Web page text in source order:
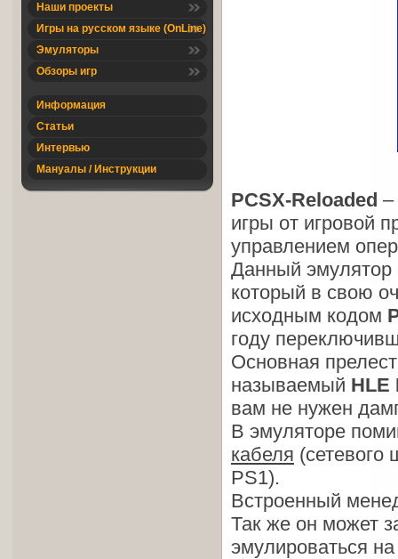
Наши проекты
Игры на русском языке (OnLine)
Эмуляторы
Обзоры игр
Информация
Статьи
Интервью
Мануалы / Инструкции
PCSX-Reloaded –
игры от игровой
управлением
Данный эмулятор
который в свою
исходным кодом
году
Основная
называемый HLE
вам не нужен
В эмуляторе
кабеля (сетевого
PS1).
Встроенный
Так же он может
эмулироваться